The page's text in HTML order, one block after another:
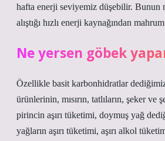
hafta enerji seviyemiz düşebilir. Bunun
alıştığı hızlı enerji kaynağından
Ne yersen göbek
Özellikle basit karbonhidratlar
ürünlerinin, mısırın, tatlıların, şeker ve
pirincin aşırı tüketimi, doymuş yağ
yağların aşırı tüketimi, aşırı alkol